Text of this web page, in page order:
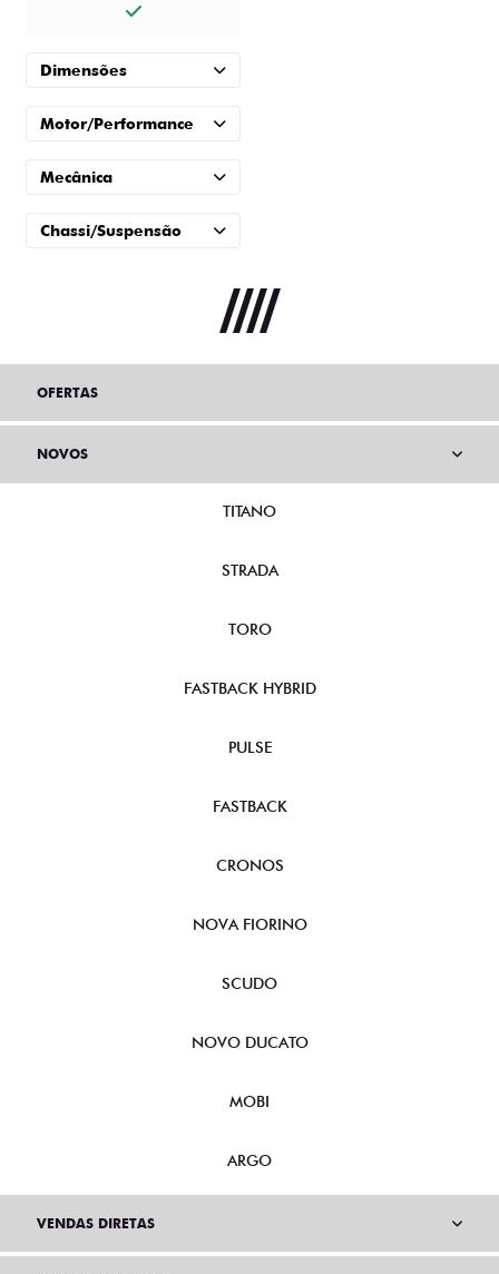
Dimensões
Motor/Performance
Mecânica
Chassi/Suspensão
OFERTAS
NOVOS
TITANO
STRADA
TORO
FASTBACK HYBRID
PULSE
FASTBACK
CRONOS
NOVA FIORINO
SCUDO
NOVO DUCATO
MOBI
ARGO
VENDAS DIRETAS